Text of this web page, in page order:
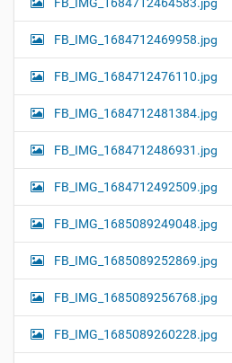
FB_IMG_1684712464583.jpg
FB_IMG_1684712469958.jpg
FB_IMG_1684712476110.jpg
FB_IMG_1684712481384.jpg
FB_IMG_1684712486931.jpg
FB_IMG_1684712492509.jpg
FB_IMG_1685089249048.jpg
FB_IMG_1685089252869.jpg
FB_IMG_1685089256768.jpg
FB_IMG_1685089260228.jpg